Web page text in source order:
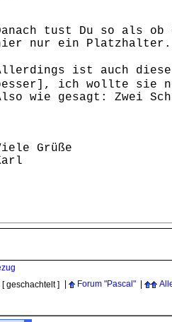
tust Du so als
nur ein
ist auch diese
ich wollte sie
wie gesagt: Zwei
Grüße
[ geschachtelt ] Forum "Pascal"